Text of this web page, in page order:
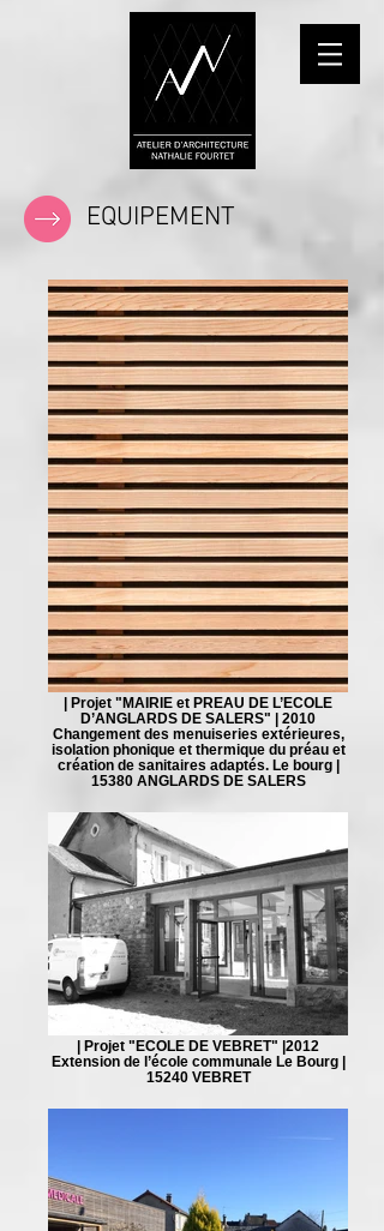
EQUIPEMENT
| Projet "MAIRIE et PREAU DE L’ECOLE
D’ANGLARDS DE SALERS" | 2010
Changement des menuiseries extérieures,
isolation phonique et thermique du préau et
création de sanitaires adaptés. Le bourg |
15380 ANGLARDS DE SALERS
| Projet "ECOLE DE VEBRET" |2012
Extension de l’école communale Le Bourg |
15240 VEBRET